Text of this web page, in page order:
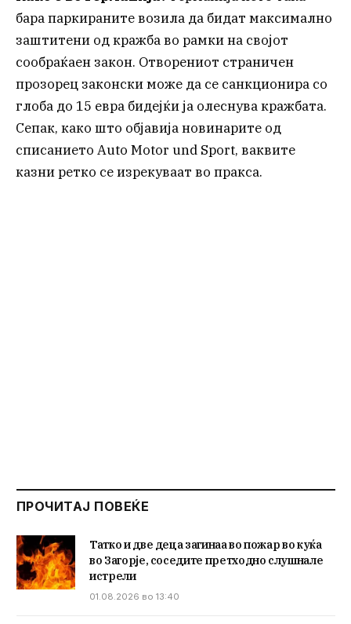
бара паркираните возила да бидат максимално
заштитени од кражба во рамки на својот
сообраќаен закон. Отворениот страничен
прозорец законски може да се санкционира со
глоба до 15 евра бидејќи ја олеснува кражбата.
Сепак, како што објавија новинарите од
списанието Auto Motor und Sport, ваквите
казни ретко се изрекуваат во пракса.
ПРОЧИТАЈ ПОВЕЌЕ
Татко и две деца загинаа во пожар во куќа
во Загорје, соседите претходно слушнале
истрели
01.08.2026 во 13:40